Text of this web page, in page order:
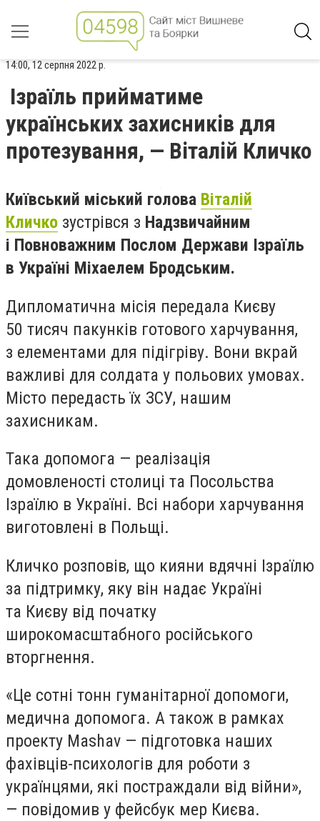
14:00, 12 серпня 2022 р.
Ізраїль прийматиме
українських захисників для
протезування, — Віталій Кличко
Київський міський голова Віталій
Кличко зустрівся з Надзвичайним
і Повноважним Послом Держави Ізраїль
в Україні Міхаелем Бродським.
Дипломатична місія передала Києву
50 тисяч пакунків готового харчування,
з елементами для підігріву. Вони вкрай
важливі для солдата у польових умовах.
Місто передасть їх ЗСУ, нашим
захисникам.
Така допомога — реалізація
домовленості столиці та Посольства
Ізраїлю в Україні. Всі набори харчування
виготовлені в Польщі.
Кличко розповів, що кияни вдячні Ізраїлю
за підтримку, яку він надає Україні
та Києву від початку
широкомасштабного російського
вторгнення.
«Це сотні тонн гуманітарної допомоги,
медична допомога. А також в рамках
проекту Mashav — підготовка наших
фахівців-психологів для роботи з
українцями, які постраждали від війни»,
— повідомив у фейсбук мер Києва.